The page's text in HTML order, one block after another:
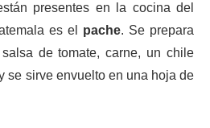
presentes en la cocina del
es el pache. Se prepara
de tomate, carne, un chile
se sirve envuelto en una hoja de